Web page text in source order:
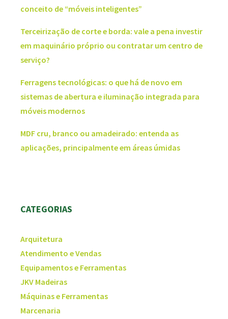
conceito de “móveis inteligentes”
Terceirização de corte e borda: vale a pena investir
em maquinário próprio ou contratar um centro de
serviço?
Ferragens tecnológicas: o que há de novo em
sistemas de abertura e iluminação integrada para
móveis modernos
MDF cru, branco ou amadeirado: entenda as
aplicações, principalmente em áreas úmidas
CATEGORIAS
Arquitetura
Atendimento e Vendas
Equipamentos e Ferramentas
JKV Madeiras
Máquinas e Ferramentas
Marcenaria